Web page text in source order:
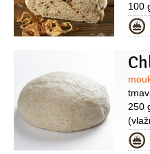
100
3/4
250
1